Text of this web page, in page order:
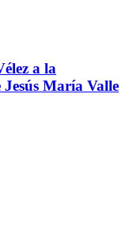
a la
María Valle